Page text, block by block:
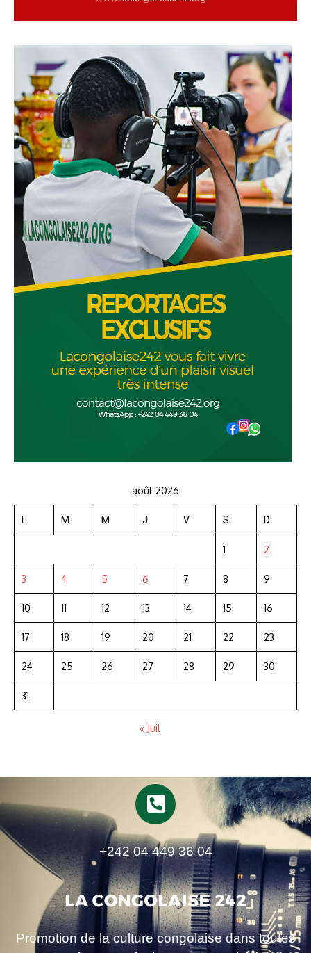
août 2026
L M M J V S D
1 2
3 4 5 6 7 8 9
10 11 12 13 14 15 16
17 18 19 20 21 22 23
24 25 26 27 28 29 30
31
« Juil
+242 04 449 36 04
Promotion de la culture congolaise dans toutes